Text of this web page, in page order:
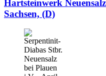
Hartsteinwerk
Sachsen, (D)